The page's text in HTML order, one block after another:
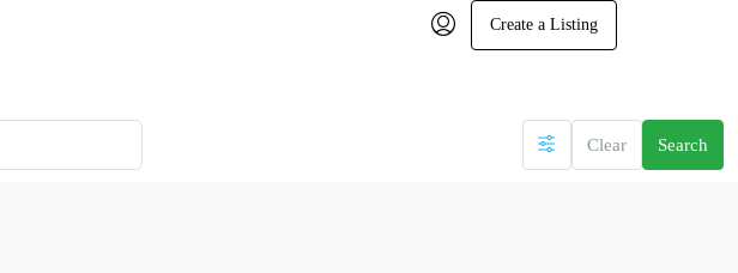
Create a Listing
Clear Search